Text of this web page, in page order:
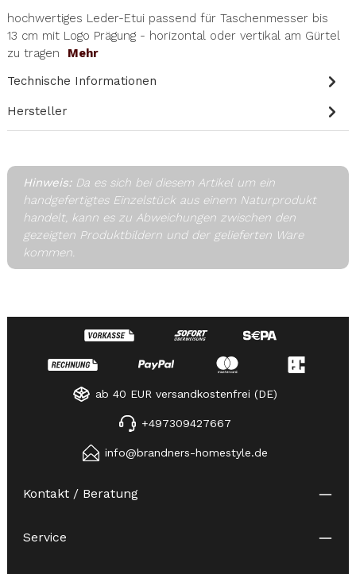
hochwertiges Leder-Etui passend für Taschenmesser bis
13 cm mit Logo Prägung - horizontal oder vertikal am Gürtel
zu tragen Mehr
Technische Informationen
Hersteller
Hinweis: Da es sich bei diesem Artikel um ein
handgefertigtes Einzelstück aus einem Naturprodukt
handelt, kann es zu Abweichungen zwischen den
gezeigten Produktbildern und der gelieferten Ware
kommen.
ab 40 EUR versandkostenfrei (DE)
+497309427667
info@brandners-homestyle.de
Kontakt / Beratung
Service